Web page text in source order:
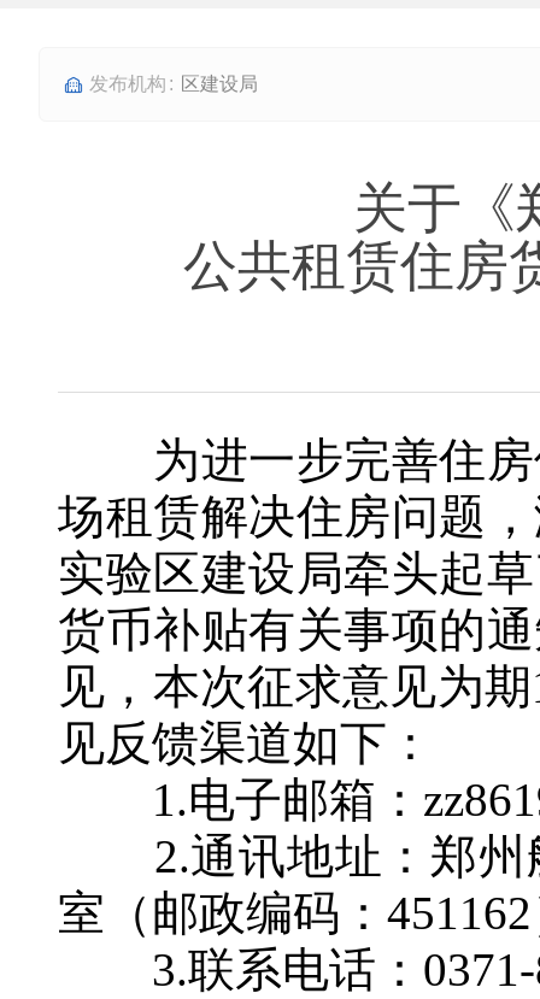
区建设局
关于《
公共租赁住房
为进一步完善住房
场租赁解决住房问题
实验区建设局牵头起
货币补贴有关事项的
见，本次征求意见为
见反馈渠道如下：
1.电子邮箱：
2.通讯地址：郑州
室（邮政编码：
3.联系电话：0371-